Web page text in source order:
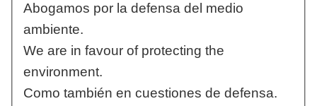
Abogamos por la defensa del medio
ambiente.
We are in favour of protecting the
environment.
Como también en cuestiones de defensa.